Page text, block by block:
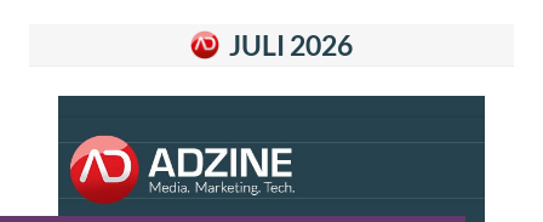
JULI 2026